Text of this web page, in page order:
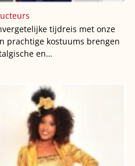
tijdreis met onze
prachtige kostuums brengen
en…